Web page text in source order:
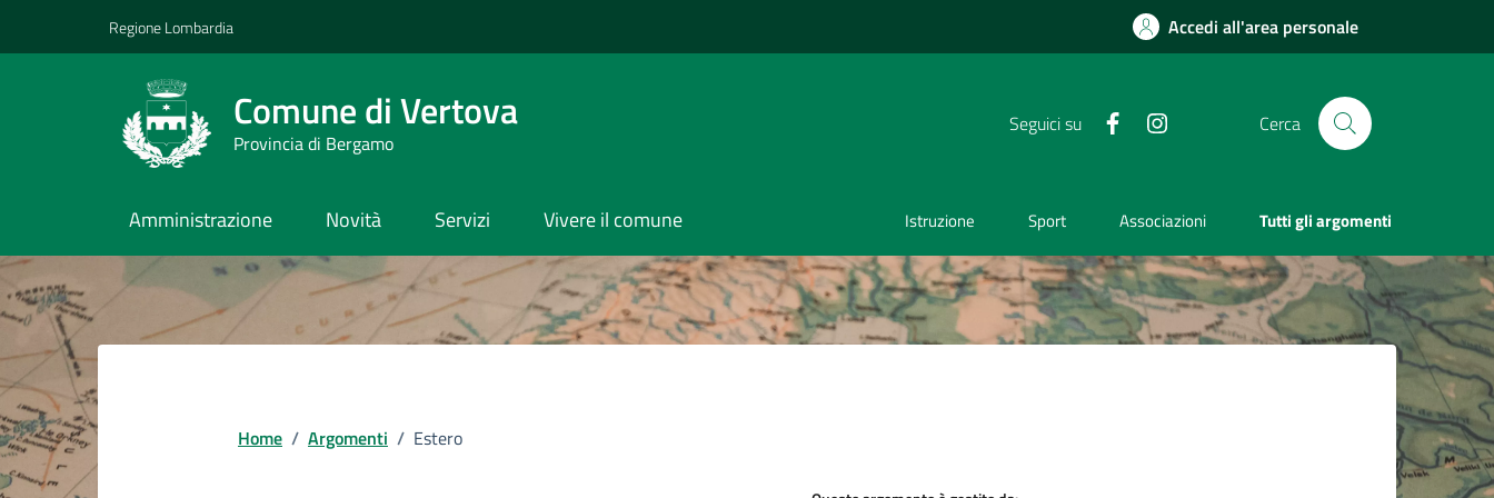
Regione Lombardia Accedi all'area personale
Comune di Vertova
Provincia di Bergamo
Seguici su Facebook Cerca
Amministrazione Novità Servizi Vivere il comune Istruzione Sport Associazioni Tutti gli argomenti
Home / Argomenti / Estero